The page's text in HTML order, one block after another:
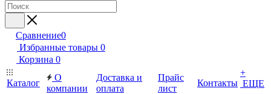
Сравнение0
Избранные товары 0
Корзина 0
Каталог
О
компании
Доставка и
оплата
Прайс
лист
Контакты
+
ЕЩЕ